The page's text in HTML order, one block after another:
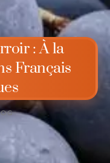
: À la
Français